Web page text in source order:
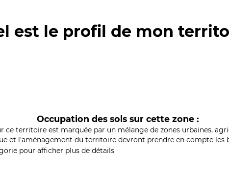
est le profil de mon
Occupation des sols sur cette zone :
ce territoire est marquée par un mélange de zones urbaines,
et l'aménagement du territoire devront prendre en compte les
pour afficher plus de détails